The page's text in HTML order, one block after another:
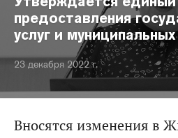
предоставления
услуг и муниципальных
23 декабря 2022 г.
Вносятся изменения в